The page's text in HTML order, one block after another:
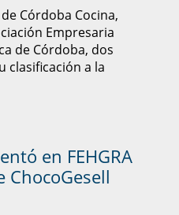
Córdoba Cocina,
Empresaria
de Córdoba, dos
clasificación a la
en FEHGRA
ChocoGesell